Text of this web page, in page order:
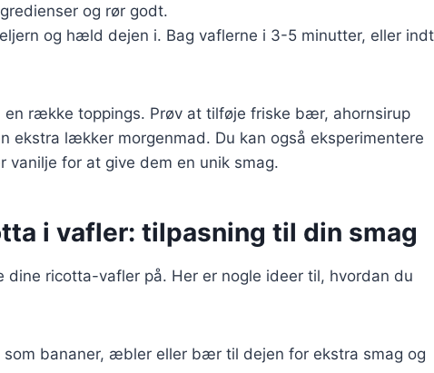
og rør godt.
og hæld dejen i. Bag vaflerne i 3-5 minutter, eller
en række toppings. Prøv at tilføje friske bær, ahornsirup
ekstra lækker morgenmad. Du kan også eksperimentere
vanilje for at give dem en unik smag.
i vafler: tilpasning til din smag
dine ricotta-vafler på. Her er nogle ideer til, hvordan du
bananer, æbler eller bær til dejen for ekstra smag og